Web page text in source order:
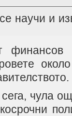
научи и
финансов
чула